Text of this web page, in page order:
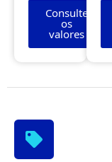
Consulte
os
valores